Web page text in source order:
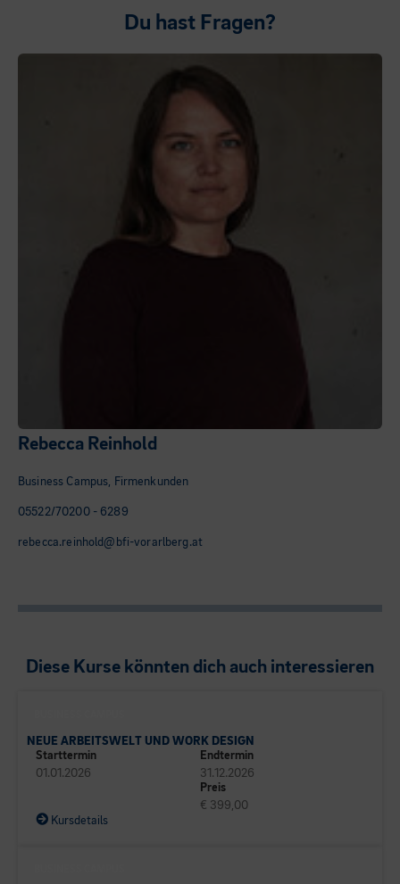
Du hast Fragen?
Rebecca Reinhold
Business Campus, Firmenkunden
05522/70200 - 6289
rebecca.reinhold@bfi-vorarlberg.at
Diese Kurse könnten dich auch interessieren
NEUE ARBEITSWELT UND WORK DESIGN
Starttermin
01.01.2026
Endtermin
31.12.2026
Preis
€ 399,00
Kursdetails